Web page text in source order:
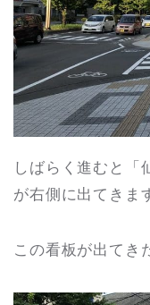
しばらく進むと「
が右側に出てきま
この看板が出てき